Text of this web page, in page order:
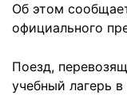
Об этом
официального
Поезд,
учебный лагерь